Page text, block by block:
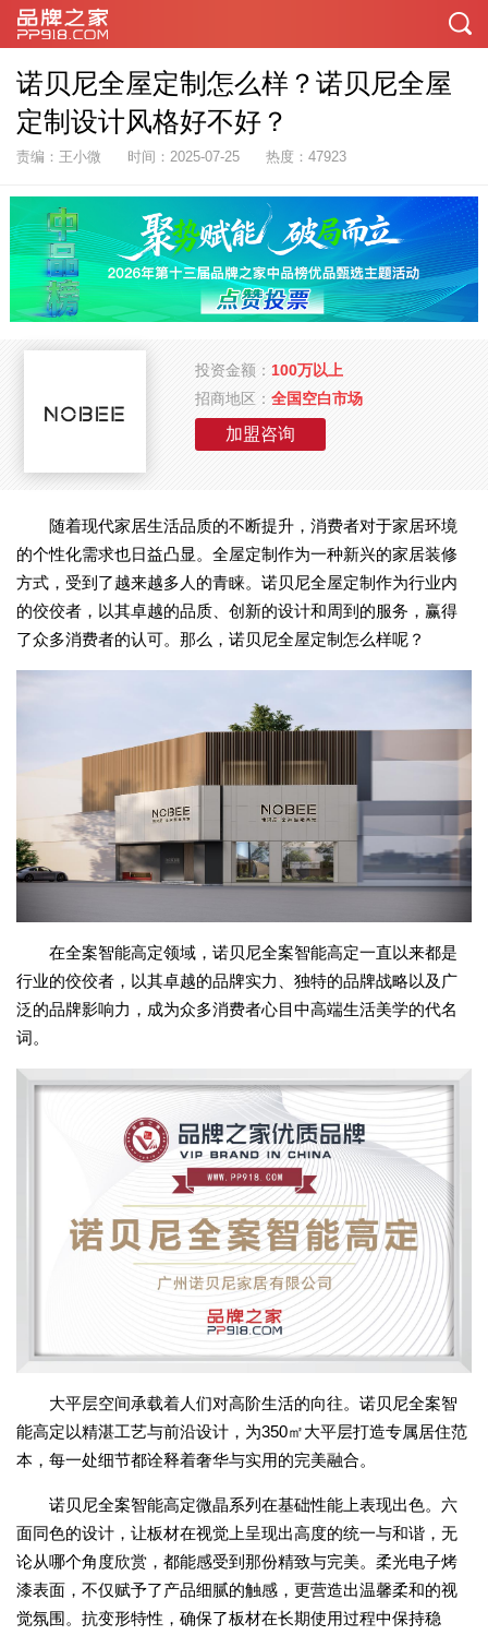
诺贝尼全屋定制怎么样？诺贝尼全屋
定制设计风格好不好？
责编：王小微 时间：2025-07-25 热度：47923
投资金额： 100万以上
招商地区：全国空白市场
加盟咨询
随着现代家居生活品质的不断提升，消费者对于家居环境
的个性化需求也日益凸显。全屋定制作为一种新兴的家居装修
方式，受到了越来越多人的青睐。诺贝尼全屋定制作为行业内
的佼佼者，以其卓越的品质、创新的设计和周到的服务，赢得
了众多消费者的认可。那么，诺贝尼全屋定制怎么样呢？
在全案智能高定领域，诺贝尼全案智能高定一直以来都是
行业的佼佼者，以其卓越的品牌实力、独特的品牌战略以及广
泛的品牌影响力，成为众多消费者心目中高端生活美学的代名
词。
大平层空间承载着人们对高阶生活的向往。诺贝尼全案智
能高定以精湛工艺与前沿设计，为350㎡大平层打造专属居住范
本，每一处细节都诠释着奢华与实用的完美融合。
诺贝尼全案智能高定微晶系列在基础性能上表现出色。六
面同色的设计，让板材在视觉上呈现出高度的统一与和谐，无
论从哪个角度欣赏，都能感受到那份精致与完美。柔光电子烤
漆表面，不仅赋予了产品细腻的触感，更营造出温馨柔和的视
觉氛围。抗变形特性，确保了板材在长期使用过程中保持稳